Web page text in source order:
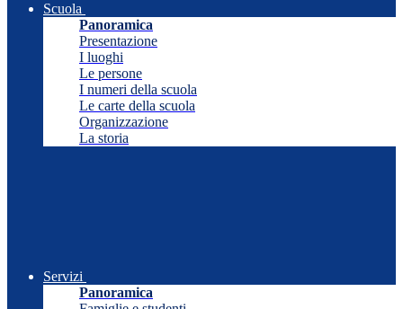
Scuola
Panoramica
Presentazione
I luoghi
Le persone
I numeri della scuola
Le carte della scuola
Organizzazione
La storia
Servizi
Panoramica